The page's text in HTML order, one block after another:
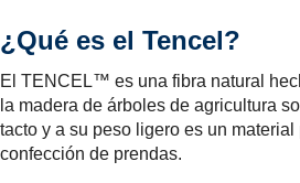
¿Qué es el Tencel?
El TENCEL™ es una fibra natural
la madera de árboles de agricultura
tacto y a su peso ligero es un material
confección de prendas.